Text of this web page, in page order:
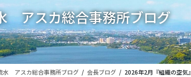
アスカ総合事務所ブログ
水 アスカ総合事務所ブログ 会長ブログ 2026年2月『組織の空気』